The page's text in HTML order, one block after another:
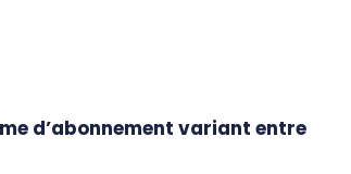
d’abonnement variant entre